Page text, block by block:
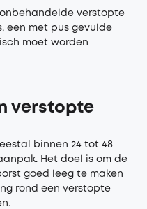
onbehandelde verstopte
een met pus gevulde
moet worden
verstopte
binnen 24 tot 48
Het doel is om de
goed leeg te maken
rond een verstopte